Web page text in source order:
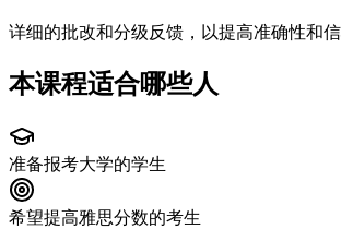
详细的批改和分级反馈，以提高准确性和信
本课程适合哪些人
准备报考大学的学生
希望提高雅思分数的考生